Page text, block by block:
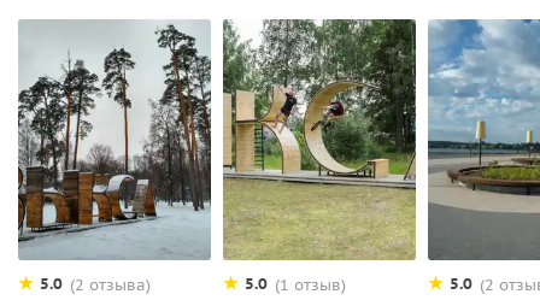
5.0 (2 отзыва) 5.0 (1 отзыв) 5.0 (2